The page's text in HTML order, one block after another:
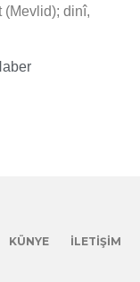
(Mevlid); dinî,
KÜNYE İLETIŞIM